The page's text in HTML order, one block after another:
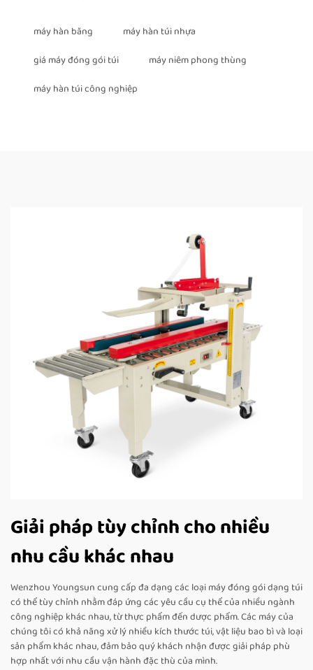
máy hàn băng
máy hàn túi nhựa
giá máy đóng gói túi
máy niêm phong thùng
máy hàn túi công nghiệp
Giải pháp tùy chỉnh cho nhiều
nhu cầu khác nhau
Wenzhou Youngsun cung cấp đa dạng các loại máy đóng gói dạng túi
có thể tùy chỉnh nhằm đáp ứng các yêu cầu cụ thể của nhiều ngành
công nghiệp khác nhau, từ thực phẩm đến dược phẩm. Các máy của
chúng tôi có khả năng xử lý nhiều kích thước túi, vật liệu bao bì và loại
sản phẩm khác nhau, đảm bảo quý khách nhận được giải pháp phù
hợp nhất với nhu cầu vận hành đặc thù của mình.